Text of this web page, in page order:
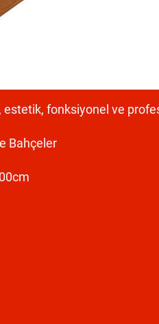
estetik, fonksiyonel ve
Bahçeler